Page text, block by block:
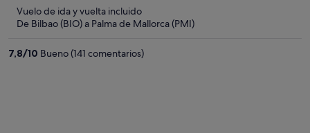
Vuelo de ida y vuelta incluido
De Bilbao (BIO) a Palma de Mallorca (PMI)
7,8/10 Bueno (141 comentarios)